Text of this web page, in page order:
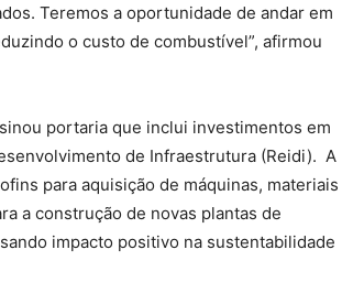
Teremos a oportunidade de andar em
o custo de combustível”, afirmou
portaria que inclui investimentos em
de Infraestrutura (Reidi). A
para aquisição de máquinas, materiais
a construção de novas plantas de
impacto positivo na sustentabilidade